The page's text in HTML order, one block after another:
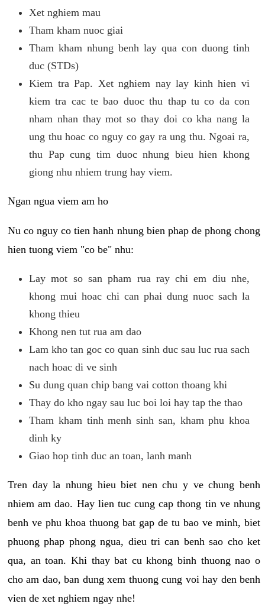
Xet nghiem mau
Tham kham nuoc giai
Tham kham nhung benh lay qua con duong tinh
duc (STDs)
Kiem tra Pap. Xet nghiem nay lay kinh hien vi
kiem tra cac te bao duoc thu thap tu co da con
nham nhan thay mot so thay doi co kha nang la
ung thu hoac co nguy co gay ra ung thu. Ngoai ra,
thu Pap cung tim duoc nhung bieu hien khong
giong nhu nhiem trung hay viem.
Ngan ngua viem am ho
Nu co nguy co tien hanh nhung bien phap de phong chong
hien tuong viem "co be" nhu:
Lay mot so san pham rua ray chi em diu nhe,
khong mui hoac chi can phai dung nuoc sach la
khong thieu
Khong nen tut rua am dao
Lam kho tan goc co quan sinh duc sau luc rua sach
nach hoac di ve sinh
Su dung quan chip bang vai cotton thoang khi
Thay do kho ngay sau luc boi loi hay tap the thao
Tham kham tinh menh sinh san, kham phu khoa
dinh ky
Giao hop tinh duc an toan, lanh manh
Tren day la nhung hieu biet nen chu y ve chung benh
nhiem am dao. Hay lien tuc cung cap thong tin ve nhung
benh ve phu khoa thuong bat gap de tu bao ve minh, biet
phuong phap phong ngua, dieu tri can benh sao cho ket
qua, an toan. Khi thay bat cu khong binh thuong nao o
cho am dao, ban dung xem thuong cung voi hay den benh
vien de xet nghiem ngay nhe!